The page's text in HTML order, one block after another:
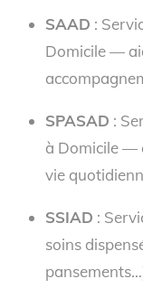
SAAD :
Domicile —
SPASAD :
à Domicile —
vie
SSIAD :
soins